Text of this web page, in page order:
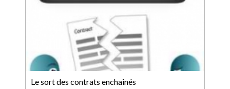
Le sort des contrats enchaînés